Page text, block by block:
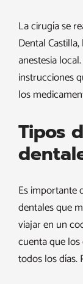
La cirugía se
Dental
anestesia
instrucciones
los
Tipos
Es importante
dentales que
viajar en un
cuenta que los
todos los días.